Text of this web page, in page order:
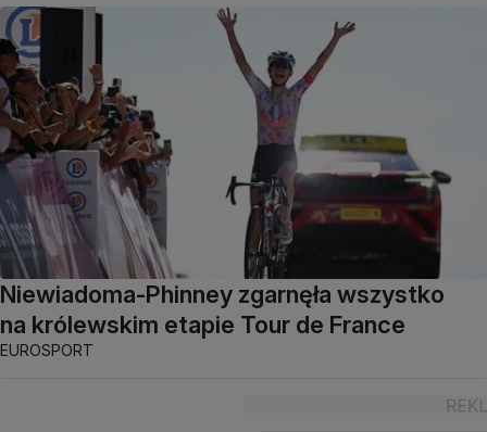
Niewiadoma-Phinney zgarnęła wszystko
na królewskim etapie Tour de France
EUROSPORT